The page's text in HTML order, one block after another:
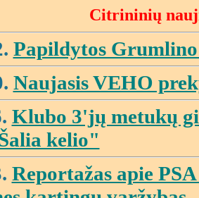
Citrininių
Papildytos
Naujasis VEHO
Klubo 3'jų metukų
kelio"
Reportažas apie